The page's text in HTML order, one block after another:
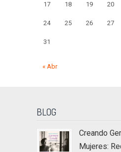
17 18 19 20
24 25 26 27
31
« Abr
BLOG
Creando
Mujeres: